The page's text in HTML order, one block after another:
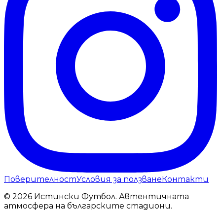
ПоверителностУсловия за ползванеКонтакти
© 2026 Истински Футбол. Автентичната
атмосфера на българските стадиони.